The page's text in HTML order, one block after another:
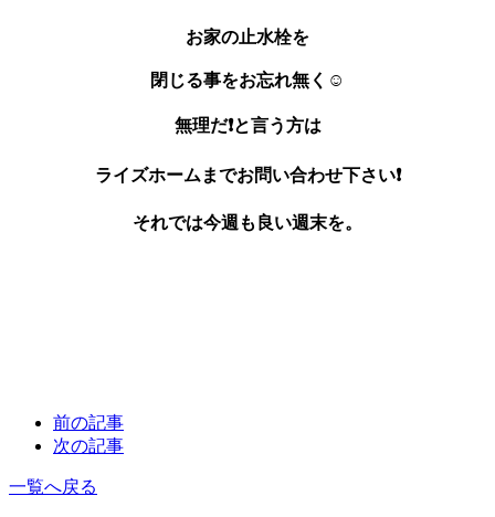
お家の止水栓を
閉じる事をお忘れ無く☺️
無理だ❗と言う方は
ライズホームまでお問い合わせ下さい❗
それでは今週も良い週末を。
前の記事
次の記事
一覧へ戻る